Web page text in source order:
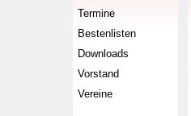
Termine
Bestenlisten
Downloads
Vorstand
Vereine